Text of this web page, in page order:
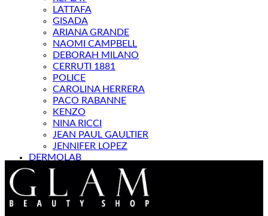
LATTAFA
GISADA
ARIANA GRANDE
NAOMI CAMPBELL
DEBORAH MILANO
CERRUTI 1881
POLICE
CAROLINA HERRERA
PACO RABANNE
KENZO
NINA RICCI
JEAN PAUL GAULTIER
JENNIFER LOPEZ
DERMOLAB
МАГАЗИН